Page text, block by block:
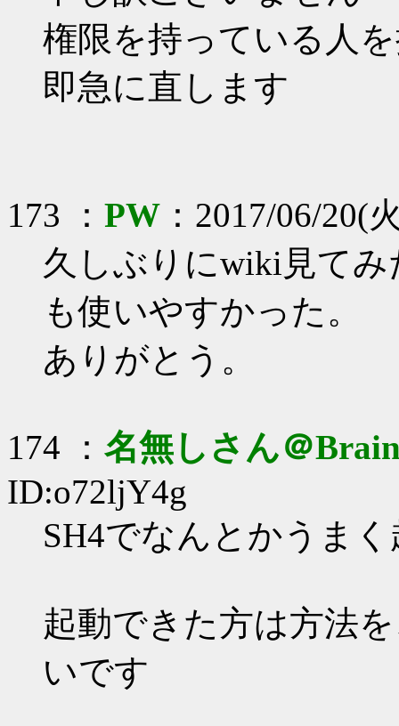
権限を持っている人
即急に直します
173 ： PW ：2017/06/20(
久しぶりにwiki見て
も使いやすかった。
ありがとう。
174 ： 名無しさん＠
ID:o72ljY4g
SH4でなんとかうま
起動できた方は方法
いです